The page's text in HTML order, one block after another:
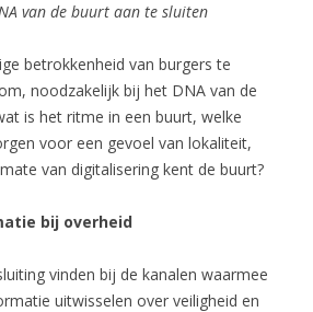
van de buurt aan te sluiten
betrokkenheid van burgers te
noodzakelijk bij het DNA van de
is het ritme in een buurt, welke
voor een gevoel van lokaliteit,
van digitalisering kent de buurt?
bij overheid
vinden bij de kanalen waarmee
uitwisselen over veiligheid en